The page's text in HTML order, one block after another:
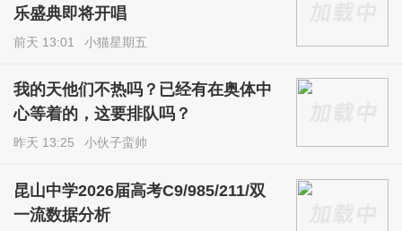
乐盛典即将开唱
前天 13:01 小猫星期五
我的天他们不热吗？已经有在奥体中
心等着的，这要排队吗？
昨天 13:25 小伙子蛮帅
昆山中学2026届高考C9/985/211/双
一流数据分析